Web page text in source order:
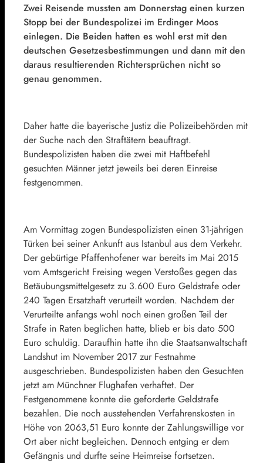
Zwei Reisende mussten am Donnerstag einen kurzen
Stopp bei der Bundespolizei im Erdinger Moos
einlegen. Die Beiden hatten es wohl erst mit den
deutschen Gesetzesbestimmungen und dann mit den
daraus resultierenden Richtersprüchen nicht so
genau genommen.
Daher hatte die bayerische Justiz die Polizeibehörden mit
der Suche nach den Straftätern beauftragt.
Bundespolizisten haben die zwei mit Haftbefehl
gesuchten Männer jetzt jeweils bei deren Einreise
festgenommen.
Am Vormittag zogen Bundespolizisten einen 31-jährigen
Türken bei seiner Ankunft aus Istanbul aus dem Verkehr.
Der gebürtige Pfaffenhofener war bereits im Mai 2015
vom Amtsgericht Freising wegen Verstoßes gegen das
Betäubungsmittelgesetz zu 3.600 Euro Geldstrafe oder
240 Tagen Ersatzhaft verurteilt worden. Nachdem der
Verurteilte anfangs wohl noch einen großen Teil der
Strafe in Raten beglichen hatte, blieb er bis dato 500
Euro schuldig. Daraufhin hatte ihn die Staatsanwaltschaft
Landshut im November 2017 zur Festnahme
ausgeschrieben. Bundespolizisten haben den Gesuchten
jetzt am Münchner Flughafen verhaftet. Der
Festgenommene konnte die geforderte Geldstrafe
bezahlen. Die noch ausstehenden Verfahrenskosten in
Höhe von 2063,51 Euro konnte der Zahlungswillige vor
Ort aber nicht begleichen. Dennoch entging er dem
Gefängnis und durfte seine Heimreise fortsetzen.